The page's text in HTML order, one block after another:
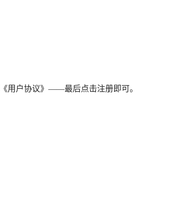
用户协议》——最后点击注册即可。